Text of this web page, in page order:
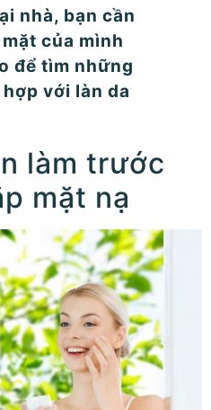
nhà, bạn cần
của mình
để tìm những
với làn da
làm trước
mặt nạ